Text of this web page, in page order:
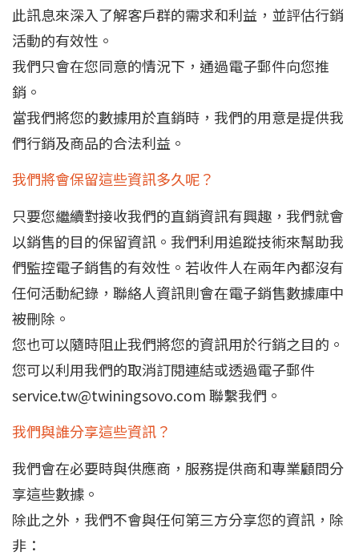
此訊息來深入了解客戶群的需求和利益，並評估行銷
活動的有效性。
我們只會在您同意的情況下，通過電子郵件向您推
銷。
當我們將您的數據用於直銷時，我們的用意是提供我
們行銷及商品的合法利益。
我們將會保留這些資訊多久呢？
只要您繼續對接收我們的直銷資訊有興趣，我們就會
以銷售的目的保留資訊。我們利用追蹤技術來幫助我
們監控電子銷售的有效性。若收件人在兩年內都沒有
任何活動紀錄，聯絡人資訊則會在電子銷售數據庫中
被刪除。
您也可以隨時阻止我們將您的資訊用於行銷之目的。
您可以利用我們的取消訂閱連結或透過電子郵件
service.tw@twiningsovo.com聯繫我們。
我們與誰分享這些資訊？
我們會在必要時與供應商，服務提供商和專業顧問分
享這些數據。
除此之外，我們不會與任何第三方分享您的資訊，除
非：